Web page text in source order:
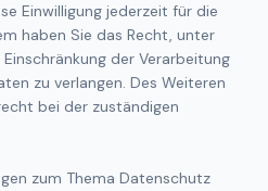
Einwilligung jederzeit für die
haben Sie das Recht, unter
der Verarbeitung
zu verlangen. Des Weiteren
bei der zuständigen
zum Thema Datenschutz